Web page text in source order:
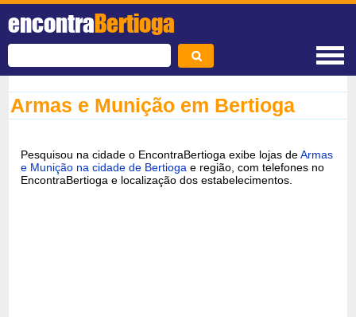
encontraBertioga
Armas e Munição em Bertioga
Pesquisou na cidade o EncontraBertioga exibe lojas deArmas
e Munição na cidade de Bertioga e região, com telefones no
EncontraBertioga e localização dos estabelecimentos.